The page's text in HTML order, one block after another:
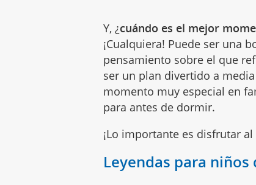
Y, ¿cuándo es el mejor
¡Cualquiera! Puede ser una
pensamiento sobre el que
ser un plan divertido a
momento muy especial en
para antes de dormir.
¡Lo importante es disfrutar
Leyendas para